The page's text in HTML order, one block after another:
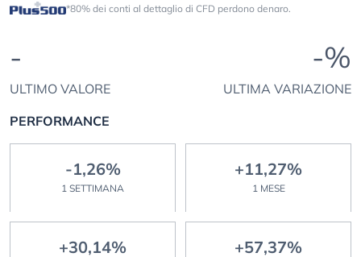
*80% dei conti al dettaglio di CFD perdono denaro.
-
ULTIMO VALORE
-%
ULTIMA VARIAZIONE
PERFORMANCE
-1,26%
1 SETTIMANA
+11,27%
1 MESE
+30,14% +57,37%